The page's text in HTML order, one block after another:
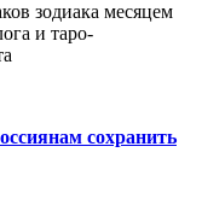
зодиака месяцем
и таро-
сохранить